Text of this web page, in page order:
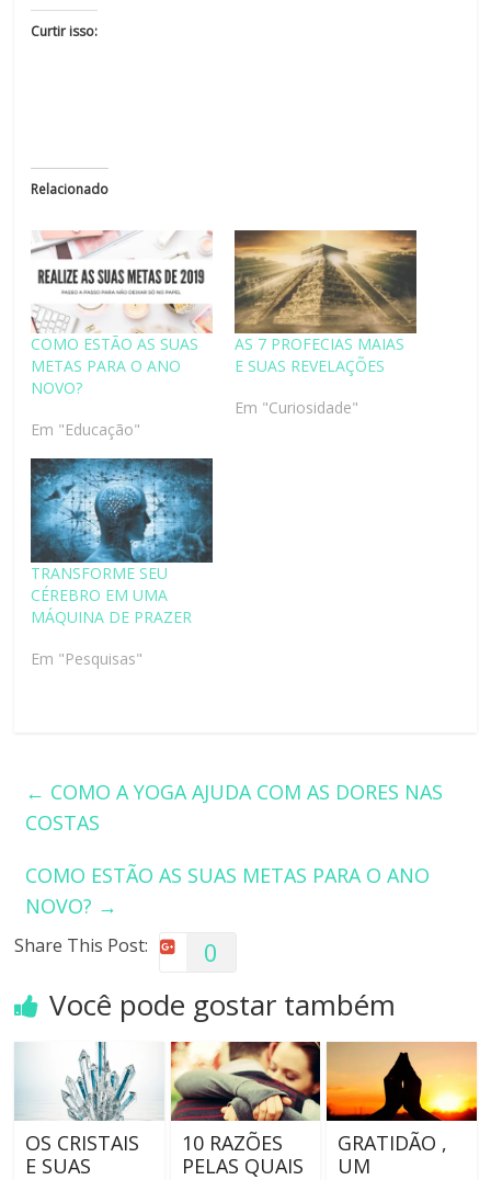
Curtir isso:
Relacionado
COMO ESTÃO AS SUAS
METAS PARA O ANO
NOVO?
Em "Educação"
AS 7 PROFECIAS MAIAS
E SUAS REVELAÇÕES
Em "Curiosidade"
TRANSFORME SEU
CÉREBRO EM UMA
MÁQUINA DE PRAZER
Em "Pesquisas"
← COMO A YOGA AJUDA COM AS DORES NAS
COSTAS
COMO ESTÃO AS SUAS METAS PARA O ANO
NOVO? →
Share This Post: 0
Você pode gostar também
OS CRISTAIS
E SUAS
10 RAZÕES
PELAS QUAIS
GRATIDÃO ,
UM